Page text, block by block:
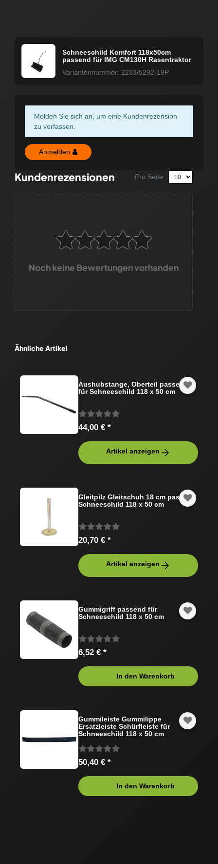
Schneeschild Komfort 118x50cm
passend für IMG CM130H Rasentraktor
Variantennummer: 2233/5292-19P
Melden Sie sich an, um eine Kundenrezension
zu verfassen.
Anmelden
Kundenrezensionen Pro Seite
Noch keine Bewertungen vorhanden
Ähnliche Artikel
Aushubstange, Oberteil passend
für Schneeschild 118 x 50 cm
44,00 € *
Artikel anzeigen
Gleitpilz Gleitschuh 18 cm passend
Schneeschild 118 x 50 cm
20,70 € *
Artikel anzeigen
Gummigriff passend für
Schneeschild 118 x 50 cm
6,52 € *
In den Warenkorb
Gummileiste Gummilippe
Ersatzleiste Schürfleiste für
Schneeschild 118 x 50 cm
50,40 € *
In den Warenkorb